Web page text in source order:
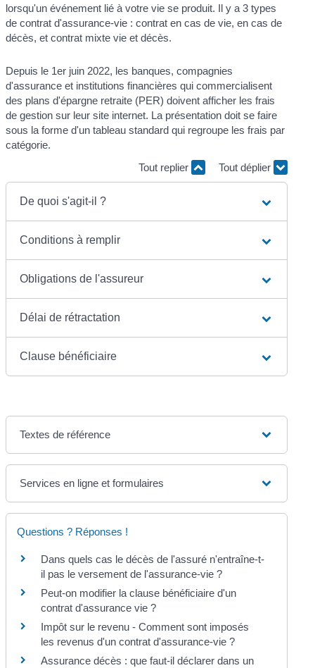
lorsqu'un événement lié à votre vie se produit. Il y a 3 types
de contrat d'assurance-vie : contrat en cas de vie, en cas de
décès, et contrat mixte vie et décès.
Depuis le 1er juin 2022, les banques, compagnies
d'assurance et institutions financières qui commercialisent
des plans d'épargne retraite (PER) doivent afficher les frais
de gestion sur leur site internet. La présentation doit se faire
sous la forme d'un tableau standard qui regroupe les frais par
catégorie.
Tout replier
Tout déplier
De quoi s'agit-il ?
Conditions à remplir
Obligations de l'assureur
Délai de rétractation
Clause bénéficiaire
Textes de référence
Services en ligne et formulaires
Questions ? Réponses !
Dans quels cas le décès de l'assuré n'entraîne-t-
il pas le versement de l'assurance-vie ?
Peut-on modifier la clause bénéficiaire d'un
contrat d'assurance vie ?
Impôt sur le revenu - Comment sont imposés
les revenus d'un contrat d'assurance-vie ?
Assurance décès : que faut-il déclarer dans un